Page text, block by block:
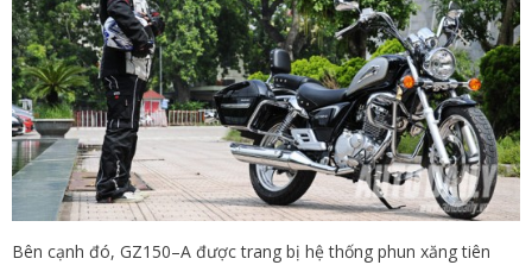
Bên cạnh đó, GZ150–A được trang bị hệ thống phun xăng tiên